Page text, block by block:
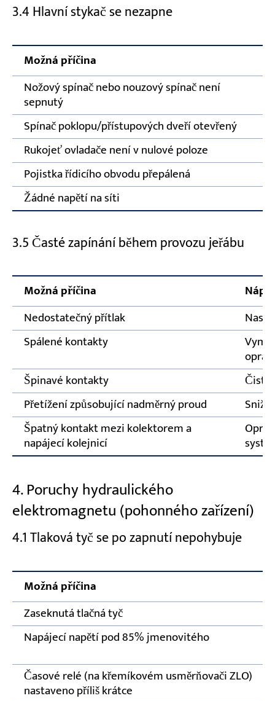
3.4 Hlavní stykač se nezapne
Možná příčina
Nožový spínač nebo nouzový spínač není
sepnutý
Spínač poklopu/přístupových dveří otevřený
Rukojeť ovladače není v nulové poloze
Pojistka řídicího obvodu přepálená
Žádné napětí na síti
3.5 Časté zapínání během provozu jeřábu
Možná příčina
Nedostatečný přítlak
Spálené kontakty
Špinavé kontakty
Čistý
Přetížení způsobující nadměrný proud
Špatný kontakt mezi kolektorem a
napájecí kolejnicí
4. Poruchy hydraulického
elektromagnetu (pohonného zařízení)
4.1 Tlaková tyč se po zapnutí nepohybuje
Možná příčina
Zaseknutá tlačná tyč
Napájecí napětí pod 85% jmenovitého
Časové relé (na křemíkovém usměrňovači ZLO)
nastaveno příliš krátce